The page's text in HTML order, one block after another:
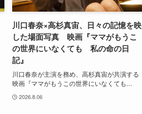
川口春奈×高杉真宙、日々の記憶を映
した場面写真 映画『ママがもうこ
の世界にいなくても 私の命の日
記』
川口春奈が主演を務め、高杉真宙が共演する
映画『ママがもうこの世界にいなくても...
2026.8.06